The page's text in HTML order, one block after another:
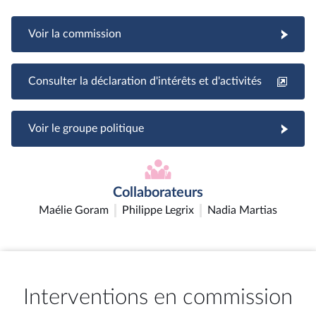
Voir la commission
Consulter la déclaration d'intérêts et d'activités
Voir le groupe politique
Collaborateurs
Maélie Goram Philippe Legrix Nadia Martias
Interventions en commission